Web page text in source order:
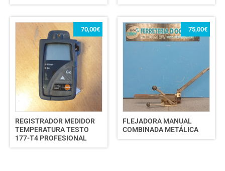
REGISTRADOR MEDIDOR
TEMPERATURA TESTO
177-T4 PROFESIONAL
70,00€
FLEJADORA MANUAL
COMBINADA METÁLICA
75,00€